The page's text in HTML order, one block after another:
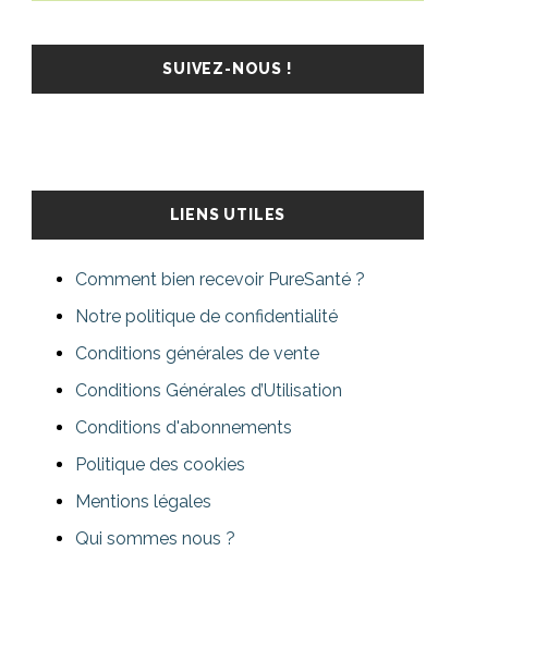
SUIVEZ-NOUS !
LIENS UTILES
Comment bien recevoir PureSanté ?
Notre politique de confidentialité
Conditions générales de vente
Conditions Générales d’Utilisation
Conditions d'abonnements
Politique des cookies
Mentions légales
Qui sommes nous ?